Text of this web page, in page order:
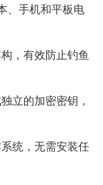
、手机和平板电
，有效防止钓鱼
立的加密密钥，
统，无需安装任